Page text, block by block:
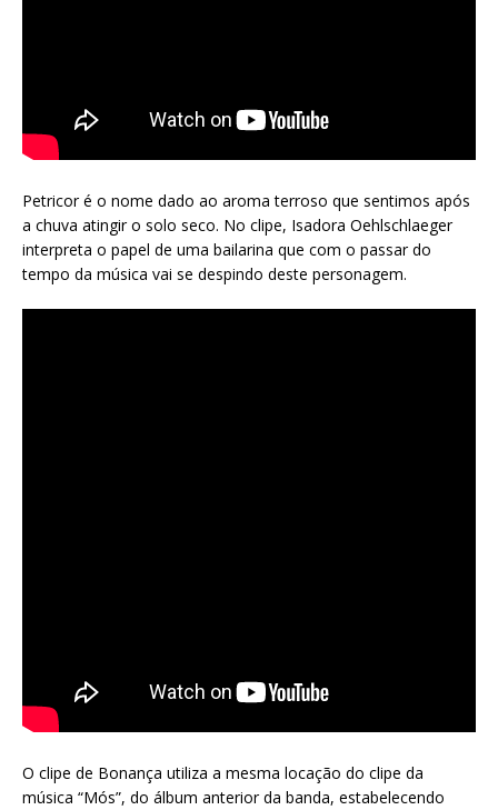
Petricor é o nome dado ao aroma terroso que sentimos após
a chuva atingir o solo seco. No clipe, Isadora Oehlschlaeger
interpreta o papel de uma bailarina que com o passar do
tempo da música vai se despindo deste personagem.
O clipe de Bonança utiliza a mesma locação do clipe da
música “Mós”, do álbum anterior da banda, estabelecendo